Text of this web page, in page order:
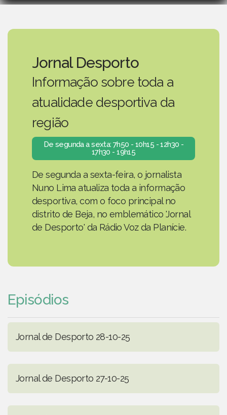
Jornal Desporto
Informação sobre toda a
atualidade desportiva da
região
De segunda a sexta: 7h50 - 10h15 - 12h30 -
17h30 - 19h15
De segunda a sexta-feira, o jornalista
Nuno Lima atualiza toda a informação
desportiva, com o foco principal no
distrito de Beja, no emblemático 'Jornal
de Desporto' da Rádio Voz da Planície.
Episódios
Jornal de Desporto 28-10-25
Jornal de Desporto 27-10-25